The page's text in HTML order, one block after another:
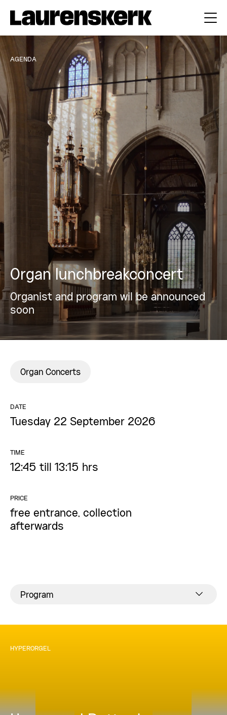
AGENDA
Organ lunchbreakconcert
Organist and program wil be announced
soon
Organ Concerts
DATE
Tuesday 22 September 2026
TIME
12:45 till 13:15 hrs
PRICE
free entrance, collection
afterwards
Program
HYPERORGEL